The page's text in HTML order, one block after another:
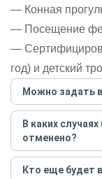
— Конная
— Посещение
—
год) и детский
Можно задать
Достаточно
написать гиду.
согласуйте с
этого
В каких
отменено?
Только в
например, если
Кто еще будет